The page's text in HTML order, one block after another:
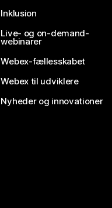
Inklusion
Live- og on-demand-
webinarer
Webex-fællesskabet
Webex til udviklere
Nyheder og innovationer